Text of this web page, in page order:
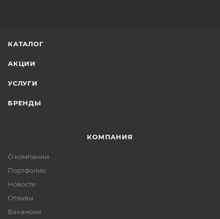
КАТАЛОГ
АКЦИИ
УСЛУГИ
БРЕНДЫ
КОМПАНИЯ
О компании
Портфолио
Новости
Отзывы
Вакансии